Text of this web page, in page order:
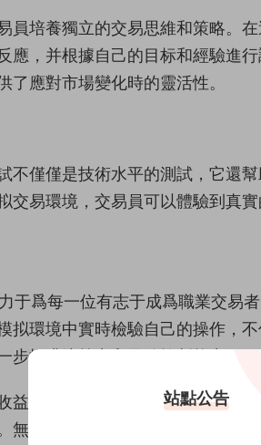
員培養獨立的交易思維和策略。
，并根據自己的目标和經驗進行
應對市場變化時的靈活性。
不僅僅是技術水平的測試，它還
交易環境，交易員可以體驗到真
于爲每一位有志于成爲職業交易
拟環境中實時檢驗自己的操作，
步提升決策力和風險控制能力。
益，更在于它能幫助交易員通過
論你是初學者還是有一定經驗的
站點公告